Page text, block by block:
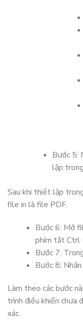
Bước 5:
lập
Sau khi thiết lập
file in là file PDF.
Bước 6: Mở
phím tắt Ctrl
Bước 7:
Bước 8:
Làm theo các bước
trình điều khiển chưa
xác.